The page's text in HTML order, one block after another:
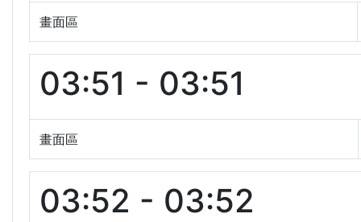
畫面區
03:51 - 03:51
畫面區
03:52 - 03:52